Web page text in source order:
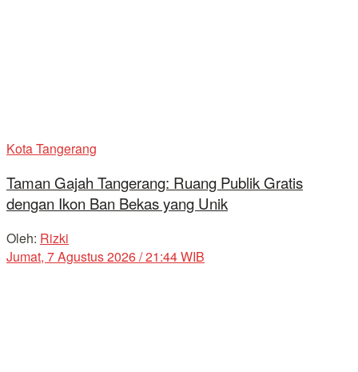
Kota Tangerang
Taman Gajah Tangerang: Ruang Publik Gratis
dengan Ikon Ban Bekas yang Unik
Oleh: Rizki
Jumat, 7 Agustus 2026 / 21:44 WIB